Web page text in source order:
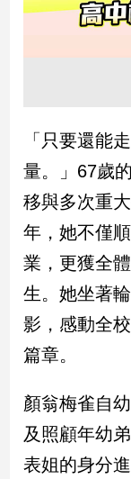
政
治
政
治
焦
品
觀
點
民
調
會
點
「只要還能
量。」67歲
移與多次重
年，她不僅
業，更獲全
生。她坐著
影，感動全
篇章。
顏翁梅雀自
及照顧年幼
表姐的身分